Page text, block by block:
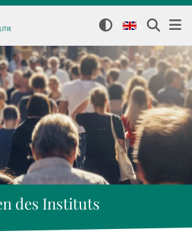
des Instituts